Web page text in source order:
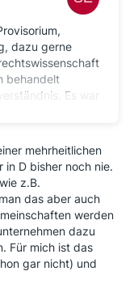
dazu gerne
behandelt
Es war
verwendet
Kirchensteuer
Kirche ist.
Kirche aus, dann
bei anderen
/
erhoben.
mehrheitlichen
in D bisher noch nie.
z.B.
das aber auch
werden
dazu
Für mich ist das
gar nicht) und